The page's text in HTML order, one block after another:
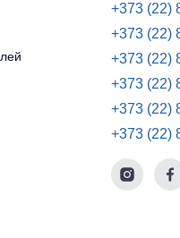
+373 (22)
+373 (22)
+373 (22)
+373 (22)
+373 (22)
+373 (22)